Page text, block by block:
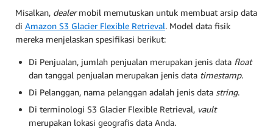
Misalkan, dealermobil memutuskan untuk membuat arsip data
di Amazon S3 Glacier Flexible Retrieval. Model data fisik
mereka menjelaskan spesifikasi berikut:
Di Penjualan, jumlah penjualan merupakan jenis data float
dan tanggal penjualan merupakan jenis data timestamp.
Di Pelanggan, nama pelanggan adalah jenis data string.
Di terminologi S3 Glacier Flexible Retrieval, vault
merupakan lokasi geografis data Anda.